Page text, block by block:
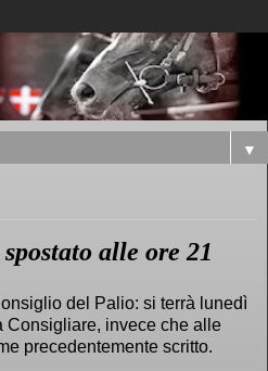
▼
alle ore 21
del Palio: si terrà lunedì
Consigliare, invece che alle
precedentemente scritto.